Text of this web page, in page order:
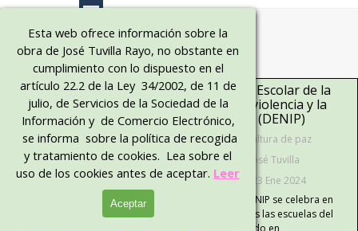
Esta web ofrece información sobre la
obra de José Tuvilla Rayo, no obstante en
cumplimiento con lo dispuesto en el
artículo 22.2 de la Ley 34/2002, de 11 de
julio, de Servicios de la Sociedad de la
Información y de Comercio Electrónico,
se informa sobre la política de recogida
y tratamiento de cookies. Lea sobre el
uso de los cookies antes de aceptar. Leer
Aceptar
Vaya al Contenido
Bienveni
dos al
sitio
oficial
Día Escolar de la
Noviolencia y la
paz (DENIP)
Cultura de paz
José Tuvilla
23 Ene 2024
El DENIP se celebra en
todas las escuelas del
mundo en